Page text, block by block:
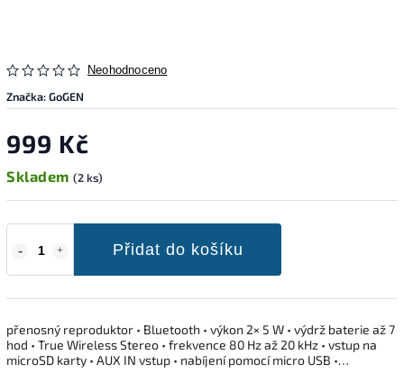
Neohodnoceno
Značka:GoGEN
999 Kč
Skladem (2 ks)
Přidat do košíku
přenosný reproduktor • Bluetooth • výkon 2× 5 W • výdrž baterie až 7
hod • True Wireless Stereo • frekvence 80 Hz až 20 kHz • vstup na
microSD karty • AUX IN vstup • nabíjení pomocí micro USB •…